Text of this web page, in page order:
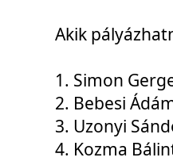
Akik
1. Simon
2. Bebesi
3. Uzonyi
4. Kozma